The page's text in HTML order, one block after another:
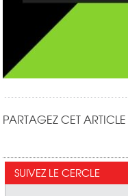
PARTAGEZ CET ARTICLE
SUIVEZ LE CERCLE